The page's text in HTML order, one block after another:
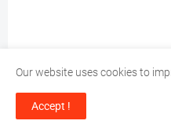
Our website uses cookies to
Accept !